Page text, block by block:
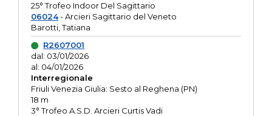
25° Trofeo Indoor Del Sagittario
06024- Arcieri Sagittario del Veneto
Barotti, Tatiana
R2607001
dal: 03/01/2026
al: 04/01/2026
Interregionale
Friuli Venezia Giulia: Sesto al Reghena (PN)
18 m
3° Trofeo A.S.D. Arcieri Curtis Vadi